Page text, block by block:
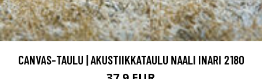
CANVAS-TAULU | AKUSTIIKKATAULU NAALI INARI 2180